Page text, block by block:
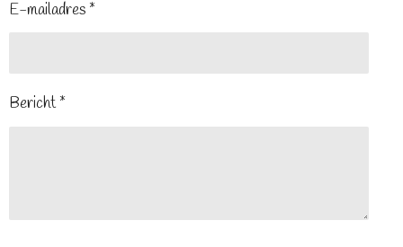
E-mailadres *
Bericht *